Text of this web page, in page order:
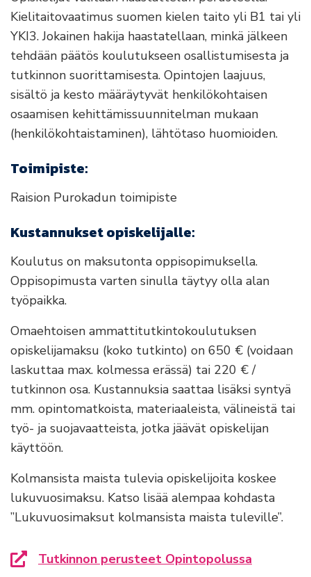
Kielitaitovaatimus suomen kielen taito yli B1 tai yli
YKI3. Jokainen hakija haastatellaan, minkä jälkeen
tehdään päätös koulutukseen osallistumisesta ja
tutkinnon suorittamisesta. Opintojen laajuus,
sisältö ja kesto määräytyvät henkilökohtaisen
osaamisen kehittämissuunnitelman mukaan
(henkilökohtaistaminen), lähtötaso huomioiden.
Toimipiste:
Raision Purokadun toimipiste
Kustannukset opiskelijalle:
Koulutus on maksutonta oppisopimuksella.
Oppisopimusta varten sinulla täytyy olla alan
työpaikka.
Omaehtoisen ammattitutkintokoulutuksen
opiskelijamaksu (koko tutkinto) on 650 € (voidaan
laskuttaa max. kolmessa erässä) tai 220 € /
tutkinnon osa. Kustannuksia saattaa lisäksi syntyä
mm. opintomatkoista, materiaaleista, välineistä tai
työ- ja suojavaatteista, jotka jäävät opiskelijan
käyttöön.
Kolmansista maista tulevia opiskelijoita koskee
lukuvuosimaksu. Katso lisää alempaa kohdasta
”Lukuvuosimaksut kolmansista maista tuleville”.
Tutkinnon perusteet Opintopolussa
Siirryt toiselle sivustolle